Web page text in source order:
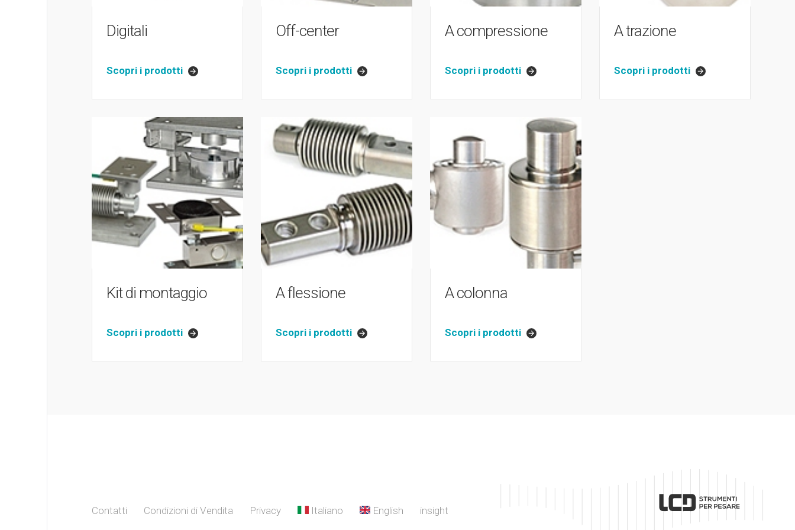
Digitali
Scopri i prodotti
Off-center
Scopri i prodotti
A compressione
Scopri i prodotti
A trazione
Scopri i prodotti
Kit di montaggio
Scopri i prodotti
A flessione
Scopri i prodotti
A colonna
Scopri i prodotti
Contatti Condizioni di Vendita Privacy Italiano English insight